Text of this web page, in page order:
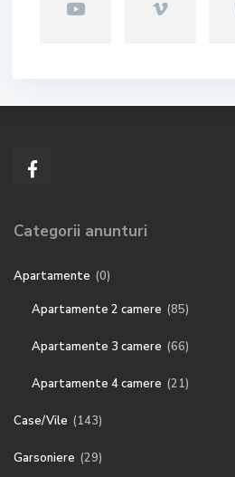
Categorii anunturi
Apartamente (0)
Apartamente 2 camere (85)
Apartamente 3 camere (66)
Apartamente 4 camere (21)
Case/Vile (143)
Garsoniere (29)